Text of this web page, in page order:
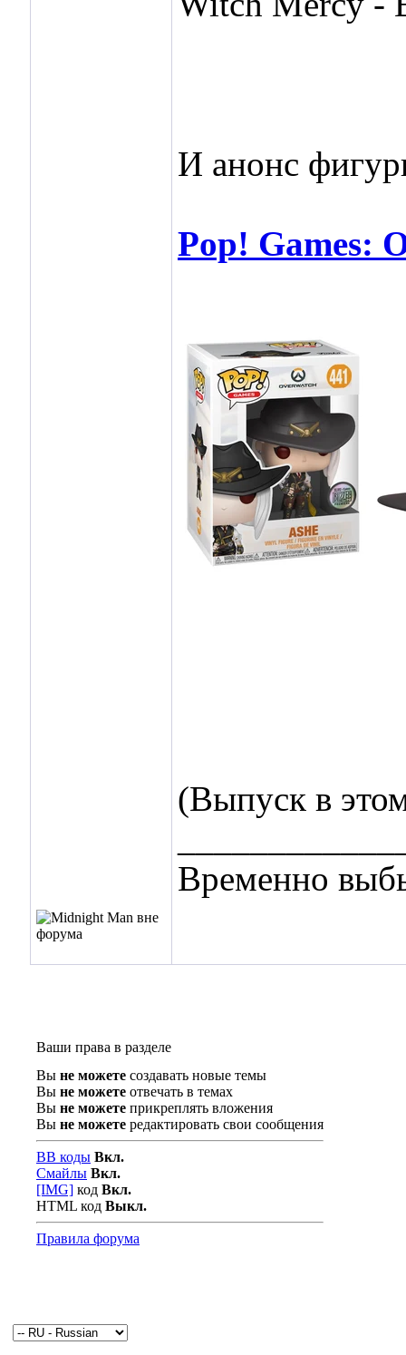
И анонс
Pop! Games:
(Выпуск в
Временно
Ваши права в разделе
Вы не можете создавать новые темы
Вы не можете отвечать в темах
Вы не можете прикреплять вложения
Вы не можете редактировать свои сообщения
BB коды Вкл.
Смайлы Вкл.
[IMG] код Вкл.
HTML код Выкл.
Правила форума